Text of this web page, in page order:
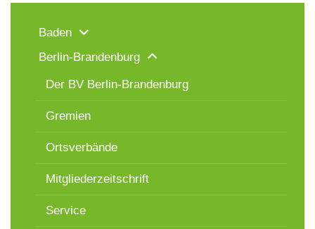
Baden
Berlin-Brandenburg
Der BV Berlin-Brandenburg
Gremien
Ortsverbände
Mitgliederzeitschrift
Service